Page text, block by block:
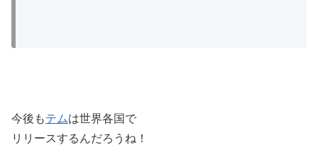
今後もテムは世界各国で
リリースするんだろうね！